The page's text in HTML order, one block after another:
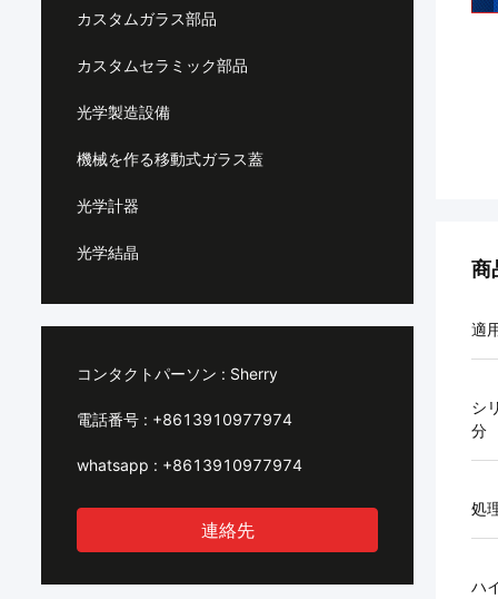
カスタムガラス部品
カスタムセラミック部品
光学製造設備
機械を作る移動式ガラス蓋
光学計器
光学結晶
コンタクトパーソン : Sherry
電話番号 : +8613910977974
whatsapp : +8613910977974
連絡先
商
適
シ
分
処
ハ